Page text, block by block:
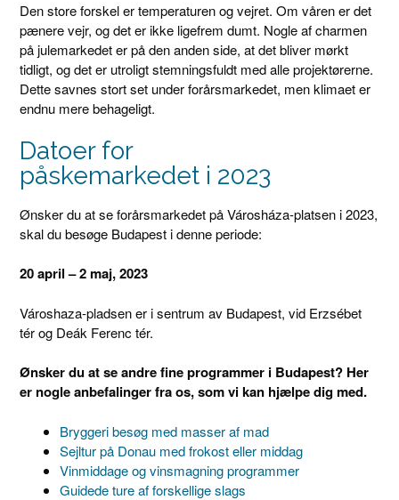
Den store forskel er temperaturen og vejret. Om våren er det
pænere vejr, og det er ikke ligefrem dumt. Nogle af charmen
på julemarkedet er på den anden side, at det bliver mørkt
tidligt, og det er utroligt stemningsfuldt med alle projektørerne.
Dette savnes stort set under forårsmarkedet, men klimaet er
endnu mere behageligt.
Datoer for
påskemarkedet i 2023
Ønsker du at se forårsmarkedet på Városháza-platsen i 2023,
skal du besøge Budapest i denne periode:
20 april – 2 maj, 2023
Városhaza-pladsen er i sentrum av Budapest, vid Erzsébet
tér og Deák Ferenc tér.
Ønsker du at se andre fine programmer i Budapest? Her
er nogle anbefalinger fra os, som vi kan hjælpe dig med.
Bryggeri besøg med masser af mad
Sejltur på Donau med frokost eller middag
Vinmiddage og vinsmagning programmer
Guidede ture af forskellige slags